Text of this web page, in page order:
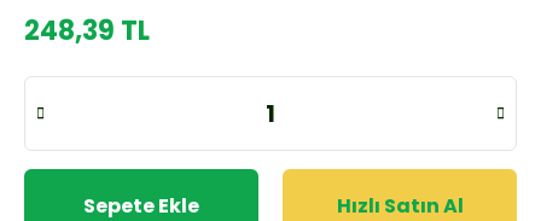
248,39 TL
Sepete Ekle Hızlı Satın Al